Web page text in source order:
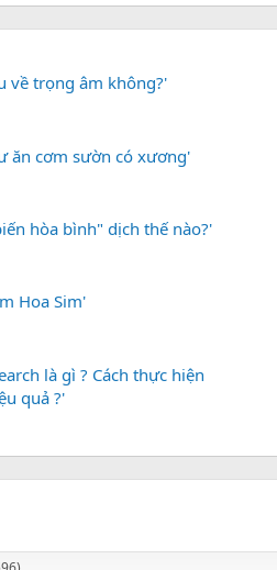
về trọng âm không?'
ăn cơm sườn có xương'
hòa bình" dịch thế nào?'
Hoa Sim'
là gì ? Cách thực hiện
quả ?'